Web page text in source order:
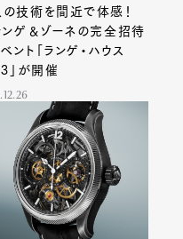
Magazine
About
Pen tw
技術を間近で体感！
ゲ＆ゾーネの完全招待
ント「ランゲ・ハウス
」が開催